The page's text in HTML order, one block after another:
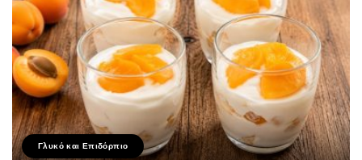
Γλυκό και Επιδόρπιο